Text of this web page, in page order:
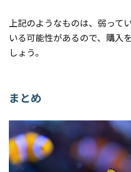
上記のようなものは、弱って
いる可能性があるので、購入
しょう。
まとめ